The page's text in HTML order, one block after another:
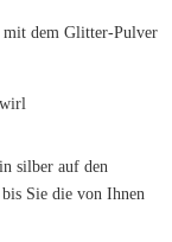
mit dem Glitter-Pulver
silber auf den
Sie die von Ihnen